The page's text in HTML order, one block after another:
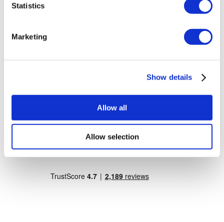
Statistics
Marketing
Show details
Allow all
Allow selection
Masterpiece Hospital
Faccette Dentali Thailand
Mastoplastica Thailand
Corona Dentale Thailand